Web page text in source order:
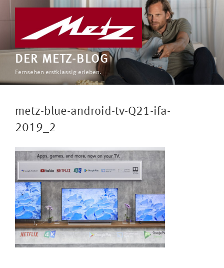
DER METZ-BLOG
Fernsehen erstklassig erleben.
metz-blue-android-tv-Q21-ifa-
2019_2